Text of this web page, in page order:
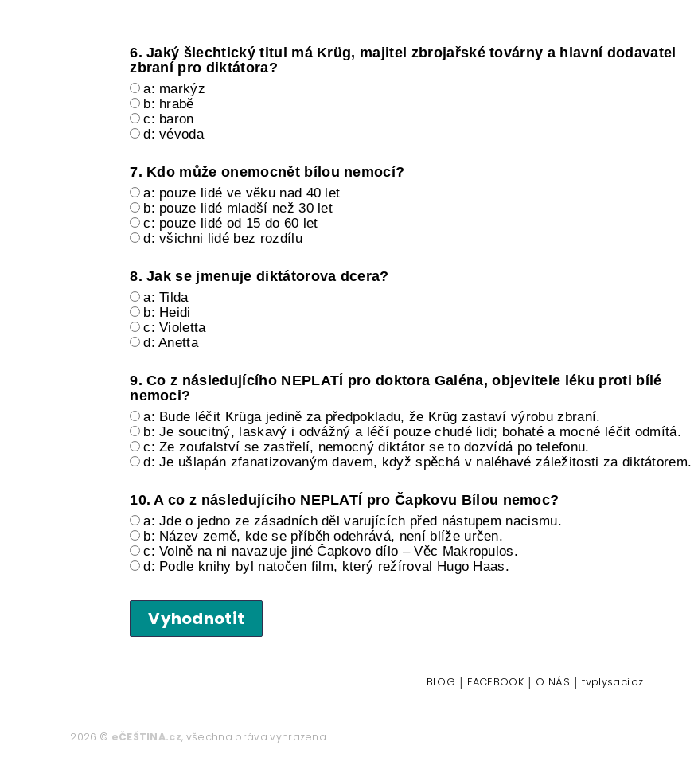
6. Jaký šlechtický titul má Krüg, majitel zbrojařské továrny a hlavní dodavatel
zbraní pro diktátora?
a: markýz
b: hrabě
c: baron
d: vévoda
7. Kdo může onemocnět bílou nemocí?
a: pouze lidé ve věku nad 40 let
b: pouze lidé mladší než 30 let
c: pouze lidé od 15 do 60 let
d: všichni lidé bez rozdílu
8. Jak se jmenuje diktátorova dcera?
a: Tilda
b: Heidi
c: Violetta
d: Anetta
9. Co z následujícího NEPLATÍ pro doktora Galéna, objevitele léku proti bílé
nemoci?
a: Bude léčit Krüga jedině za předpokladu, že Krüg zastaví výrobu zbraní.
b: Je soucitný, laskavý i odvážný a léčí pouze chudé lidi; bohaté a mocné léčit odmítá.
c: Ze zoufalství se zastřelí, nemocný diktátor se to dozvídá po telefonu.
d: Je ušlapán zfanatizovaným davem, když spěchá v naléhavé záležitosti za diktátorem.
10. A co z následujícího NEPLATÍ pro Čapkovu Bílou nemoc?
a: Jde o jedno ze zásadních děl varujících před nástupem nacismu.
b: Název země, kde se příběh odehrává, není blíže určen.
c: Volně na ni navazuje jiné Čapkovo dílo – Věc Makropulos.
d: Podle knihy byl natočen film, který režíroval Hugo Haas.
Vyhodnotit
BLOG | FACEBOOK | O NÁS | tvplysaci.cz
2026 © eČEŠTINA.cz, všechna práva vyhrazena